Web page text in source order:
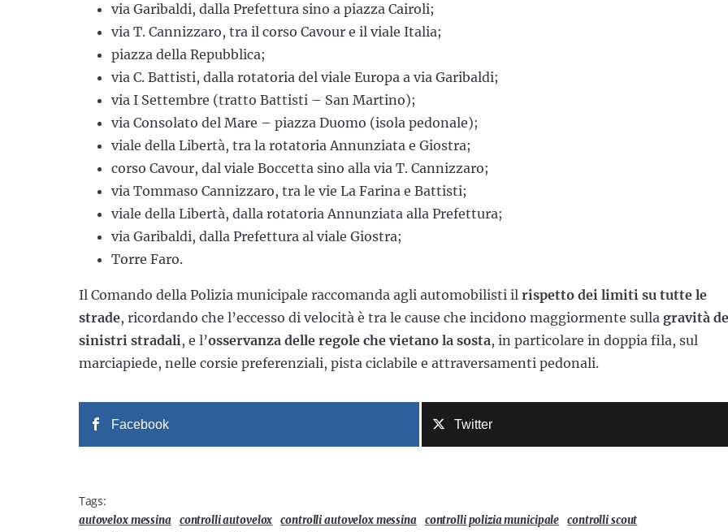
via Garibaldi, dalla Prefettura sino a piazza Cairoli;
via T. Cannizzaro, tra il corso Cavour e il viale Italia;
piazza della Repubblica;
via C. Battisti, dalla rotatoria del viale Europa a via Garibaldi;
via I Settembre (tratto Battisti – San Martino);
via Consolato del Mare – piazza Duomo (isola pedonale);
viale della Libertà, tra la rotatoria Annunziata e Giostra;
corso Cavour, dal viale Boccetta sino alla via T. Cannizzaro;
via Tommaso Cannizzaro, tra le vie La Farina e Battisti;
viale della Libertà, dalla rotatoria Annunziata alla Prefettura;
via Garibaldi, dalla Prefettura al viale Giostra;
Torre Faro.
Il Comando della Polizia municipale raccomanda agli automobilisti il rispetto dei limiti su tutte le
strade, ricordando che l’eccesso di velocità è tra le cause che incidono maggiormente sulla gravità
sinistri stradali, e l’osservanza delle regole che vietano la sosta, in particolare in doppia fila, sul
marciapiede, nelle corsie preferenziali, pista ciclabile e attraversamenti pedonali.
Facebook Twitter
Tags:
autovelox messina controlli autovelox controlli autovelox messina controlli polizia municipale
controlli scout